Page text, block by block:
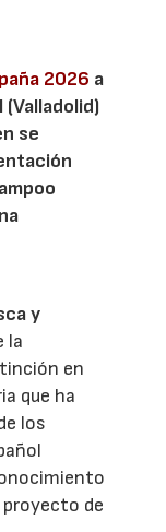
2026 a
se
y
la
en
que ha
los
de